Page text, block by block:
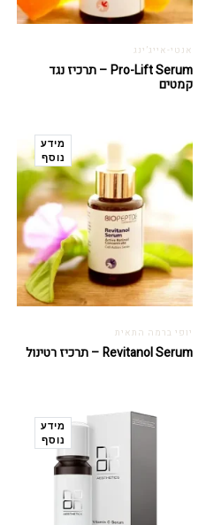
אנטי-אייג’ינג
Pro-Lift Serum – תרכיז נגד
קמטים
מידע
נוסף
יופי ברמה התאית
Revitanol Serum – תרכיז רטינול
מידע
נוסף